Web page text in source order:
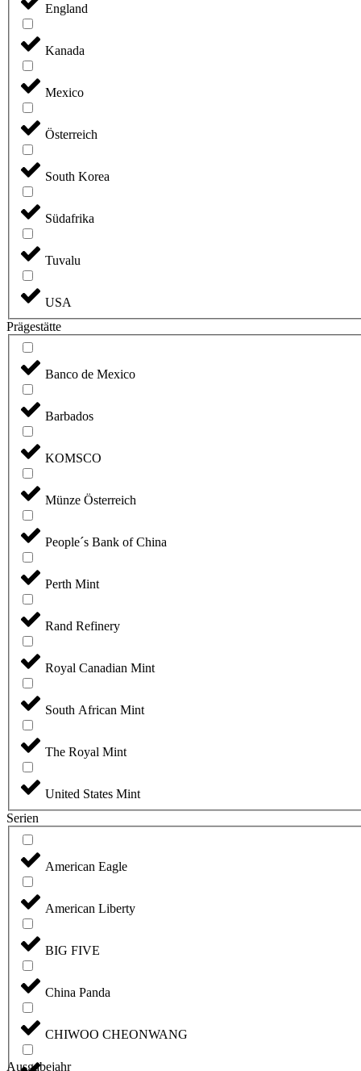
England
Kanada
Mexico
Österreich
South Korea
Südafrika
Tuvalu
USA
Prägestätte
Banco de Mexico
Barbados
KOMSCO
Münze Österreich
People´s Bank of China
Perth Mint
Rand Refinery
Royal Canadian Mint
South African Mint
The Royal Mint
United States Mint
Serien
American Eagle
American Liberty
BIG FIVE
China Panda
CHIWOO CHEONWANG
Ausgabejahr